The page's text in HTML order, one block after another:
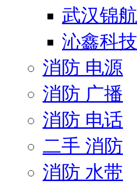
武汉锦航
沁鑫科技
消防 电源
消防 广播
消防 电话
二手 消防
消防 水带